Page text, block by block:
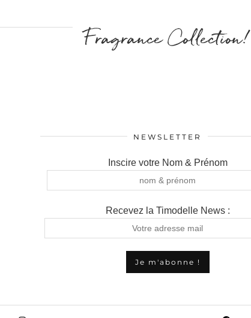
Fragrance Collection!
NEWSLETTER
Inscire votre Nom & Prénom
Recevez la Timodelle News :